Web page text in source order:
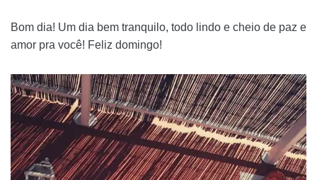
Bom dia! Um dia bem tranquilo, todo lindo e cheio de paz e
amor pra você! Feliz domingo!